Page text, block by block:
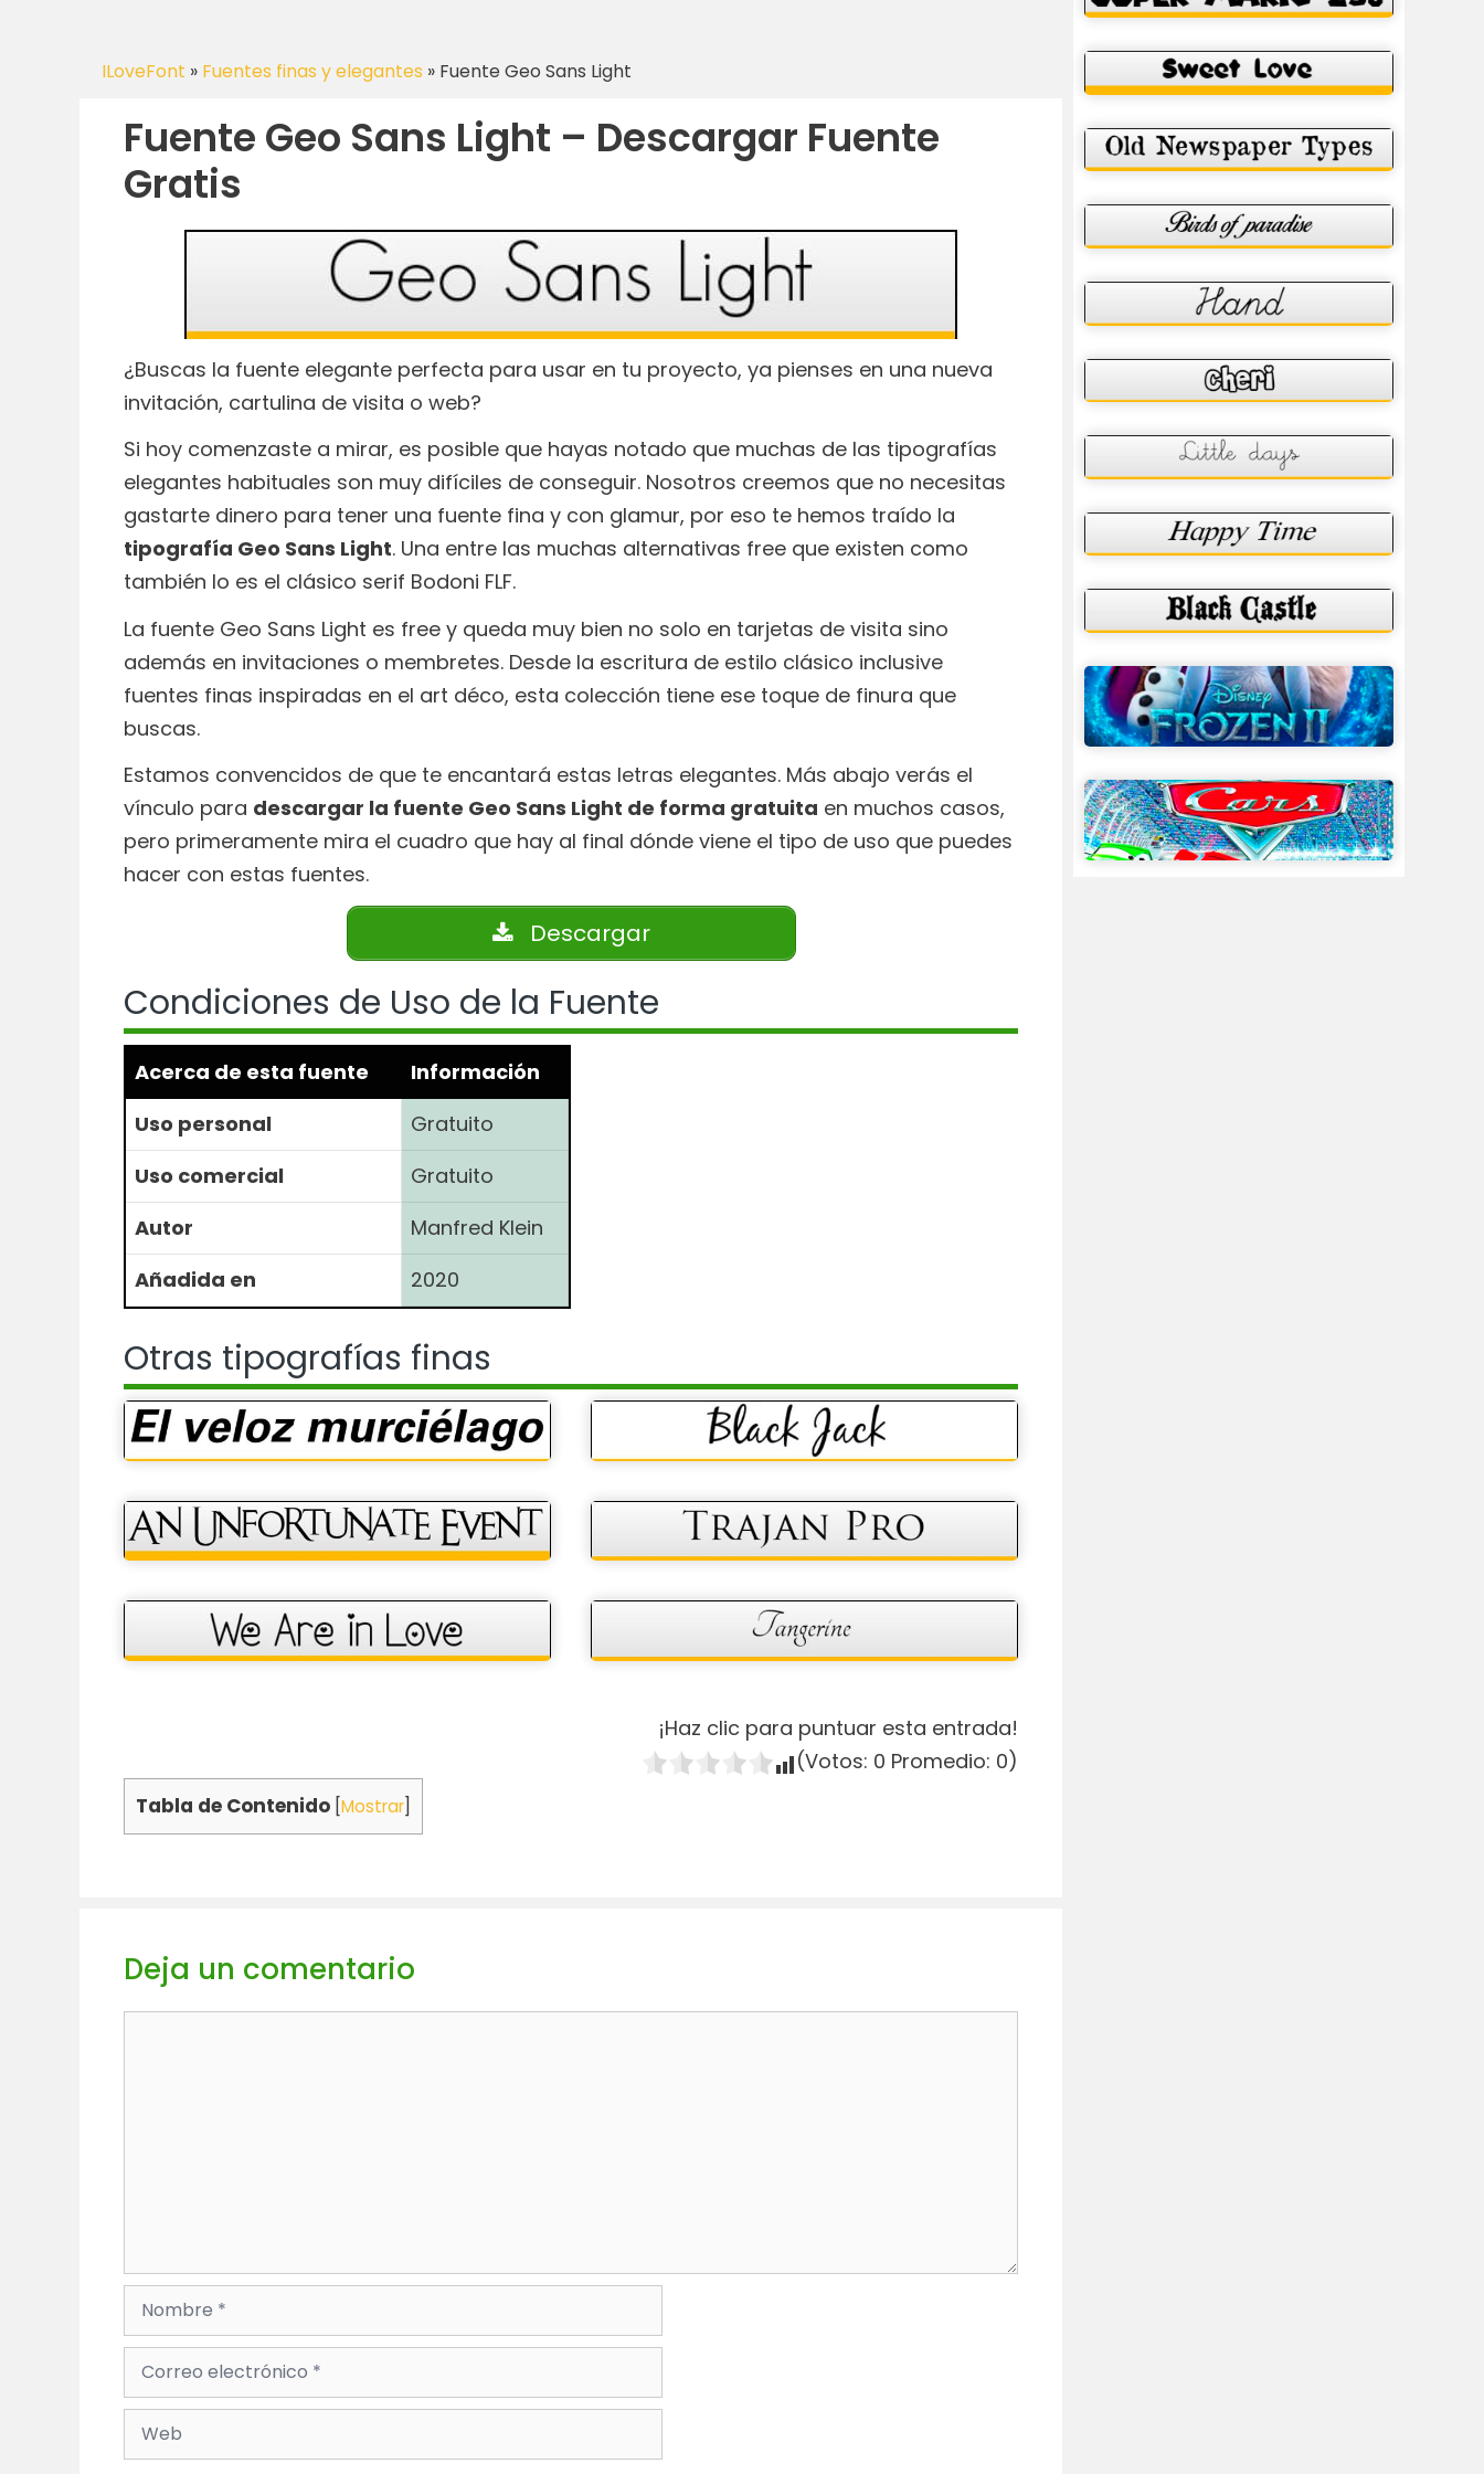
ILoveFont » Fuentes finas y elegantes » Fuente Geo Sans Light
Fuente Geo Sans Light – Descargar Fuente
Gratis
¿Buscas la fuente elegante perfecta para usar en tu proyecto, ya pienses en una nueva
invitación, cartulina de visita o web?
Si hoy comenzaste a mirar, es posible que hayas notado que muchas de las tipografías
elegantes habituales son muy difíciles de conseguir. Nosotros creemos que no necesitas
gastarte dinero para tener una fuente fina y con glamur, por eso te hemos traído la
tipografía Geo Sans Light. Una entre las muchas alternativas free que existen como
también lo es el clásico serif Bodoni FLF.
La fuente Geo Sans Light es free y queda muy bien no solo en tarjetas de visita sino
además en invitaciones o membretes. Desde la escritura de estilo clásico inclusive
fuentes finas inspiradas en el art déco, esta colección tiene ese toque de finura que
buscas.
Estamos convencidos de que te encantará estas letras elegantes. Más abajo verás el
vínculo para descargar la fuente Geo Sans Light de forma gratuita en muchos casos,
pero primeramente mira el cuadro que hay al final dónde viene el tipo de uso que puedes
hacer con estas fuentes.
Descargar
Condiciones de Uso de la Fuente
Acerca de esta fuente
Información
Uso personal
Gratuito
Uso comercial
Gratuito
Autor
Manfred Klein
Añadida en
2020
Otras tipografías finas
¡Haz clic para puntuar esta entrada!
(Votos: 0 Promedio: 0)
Tabla de Contenido Mostrar
Deja un comentario
Nombre
Correo
electrónico
Web